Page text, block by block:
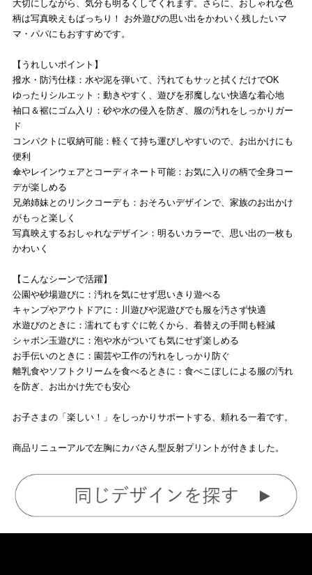
大切にしながら、気分も明るくしてくれます。さらに、おしゃれな色
柄は写真映えもばっちり！ お外遊びの思い出をかわいく残したいマ
マ・パパにもおすすめです。
【うれしいポイント】
撥水・防汚仕様：水や泥を弾いて、汚れてもサッと拭くだけでOK
ゆったりシルエット：動きやすく、遊びを邪魔しない快適な着心地
袖口＆裾にゴム入り：砂や水の侵入を防ぎ、服の汚れをしっかりガー
ド
コンパクトに収納可能：軽くて持ち運びしやすいので、お出かけにも
便利
傘やレインウェアとコーディネート可能：お気に入りの柄で全身コー
デが楽しめる
兄弟姉妹とのリンクコーデも：おそろいデザインで、家族のお出かけ
がもっと楽しく
写真映えするおしゃれなデザイン：明るいカラーで、思い出の一枚も
かわいく
【こんなシーンで活躍】
公園や砂場遊びに：汚れを気にせず思いきり遊べる
キャンプやアウトドアに：川遊びや泥遊びでも服を汚さず快適
水遊びのときに：濡れてもすぐに乾くから、着替えの手間も軽減
シャボン玉遊びに：泡や水がついても気にせず楽しめる
お手伝いのときに：園芸や工作の汚れをしっかり防ぐ
離乳食やソフトクリームを食べるときに：食べこぼしによる服の汚れ
を防ぎ、お出かけ先でも安心
お子さまの「楽しい！」をしっかりサポートする、頼れる一着です。
商品リニューアルで左胸にカバさん型反射プリントが付きました。